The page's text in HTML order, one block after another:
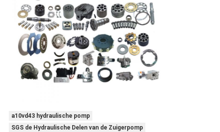
a10vd43 hydraulische pomp
SGS de Hydraulische Delen van de Zuigerpomp